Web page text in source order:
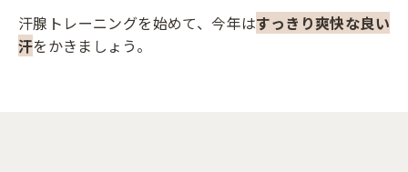
汗腺トレーニングを始めて、今年はすっきり爽快な良い
汗をかきましょう。